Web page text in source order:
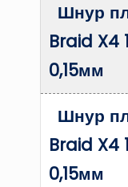
Шнур
Braid X4
0,15мм
Шнур
Braid X4
0,15мм